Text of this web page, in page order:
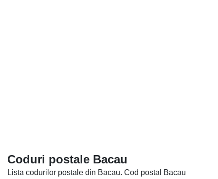
Coduri postale Bacau
Lista codurilor postale din Bacau. Cod postal Bacau